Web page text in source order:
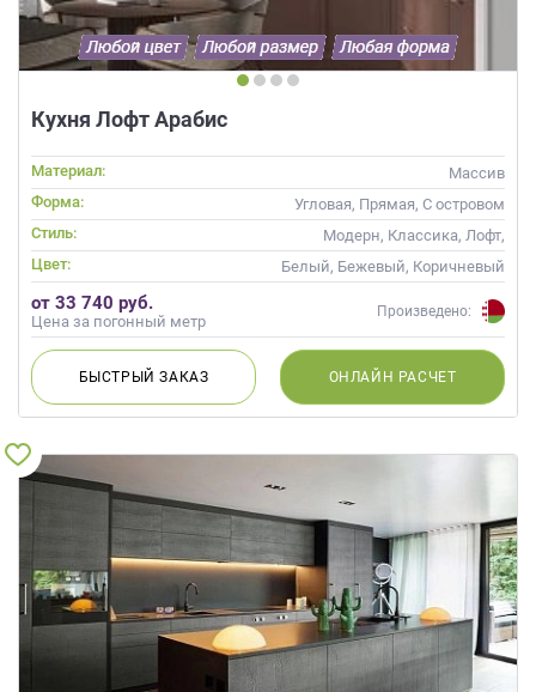
Кухня Лофт Арабис
Материал:
Массив
Форма:
Угловая, Прямая, С островом
Стиль:
Модерн, Классика, Лофт,
Скандинавский, Неоклассика,
Современные
Цвет: Белый, Бежевый, Коричневый
от 33 740 руб.
Цена за погонный метр
Произведено:
БЫСТРЫЙЗАКАЗ ОНЛАЙН РАСЧЕТ